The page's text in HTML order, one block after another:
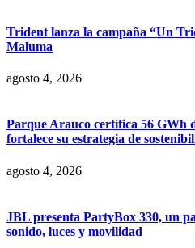
Trident lanza la campaña “Un
Maluma
agosto 4, 2026
Parque Arauco certifica 56 GWh
fortalece su estrategia de
agosto 4, 2026
JBL presenta PartyBox 330, un
sonido, luces y movilidad